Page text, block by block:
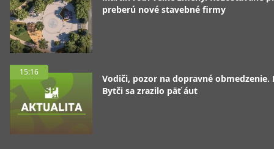
preberú nové stavebné firmy
15:16
Vodiči, pozor na dopravné obmedzenie.
Bytči sa zrazilo päť áut